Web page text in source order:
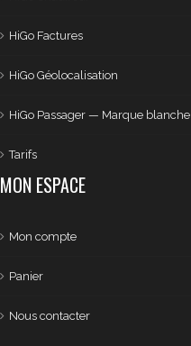
HiGo Factures
HiGo Géolocalisation
HiGo Passager — Marque blanche
Tarifs
MON ESPACE
Mon compte
Panier
Nous contacter